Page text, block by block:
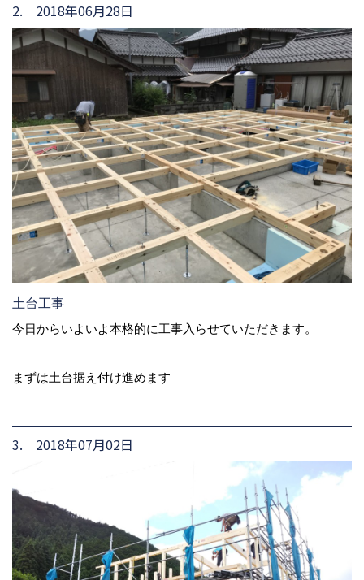
2. 2018年06月28日
土台工事
今日からいよいよ本格的に工事入らせていただきます。
まずは土台据え付け進めます
3. 2018年07月02日